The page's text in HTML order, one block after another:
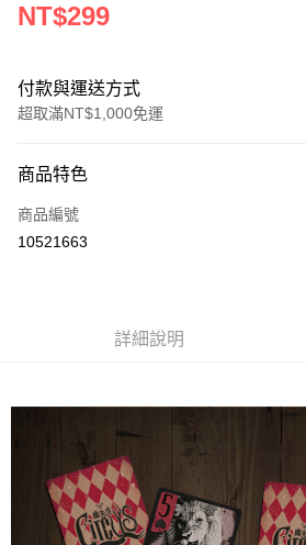
NT$299
付款與運送方式
超取滿NT$1,000免運
信用卡一次付款
超商取貨付款
ATM付款
運送方式
商品特色
商品編號
10521663
詳細說明